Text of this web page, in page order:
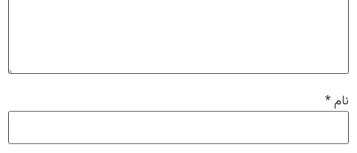
نام*